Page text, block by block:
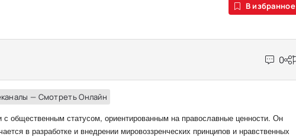
В избранное
0
— Смотреть Онлайн
общественным статусом, ориентированным на православные ценности. Он
в разработке и внедрении мировоззренческих принципов и нравственных